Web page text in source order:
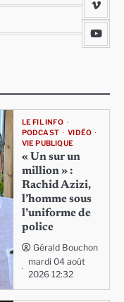
LE FIL INFO
PODCAST
VIDÉO
VIE PUBLIQUE
« Un sur un
million » :
Rachid Azizi,
l’homme sous
l’uniforme de
police
Gérald Bouchon
mardi 04 août
2026 12:32